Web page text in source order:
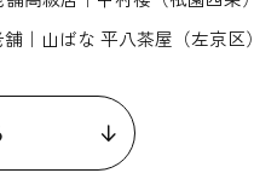
｜山ばな 平八茶屋（左京区）
堪能できる料亭5選
店｜菊乃井 本店（東山）